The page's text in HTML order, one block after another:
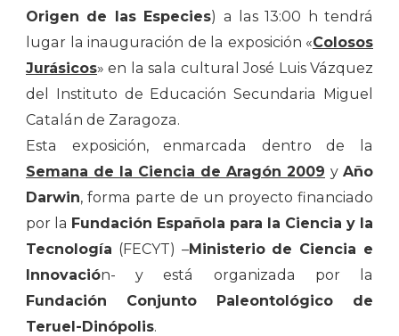
Origen de las Especies) a las 13:00 h tendrá
lugar la inauguración de la exposición «Colosos
Jurásicos» en la sala cultural José Luis Vázquez
del Instituto de Educación Secundaria Miguel
Catalán de Zaragoza.
Esta exposición, enmarcada dentro de la
Semana de la Ciencia de Aragón 2009 y Año
Darwin, forma parte de un proyecto financiado
por la Fundación Española para la Ciencia y la
Tecnología (FECYT) –Ministerio de Ciencia e
Innovación- y está organizada por la
Fundación Conjunto Paleontológico de
Teruel-Dinópolis.